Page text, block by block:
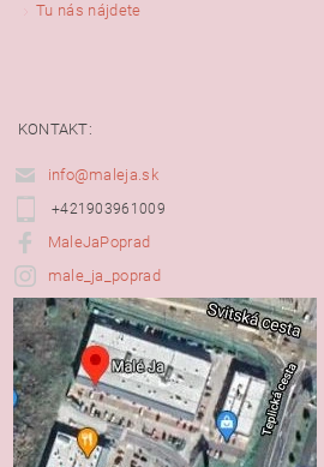
Tu nás nájdete
KONTAKT:
info@maleja.sk
+421903961009
MaleJaPoprad
male_ja_poprad